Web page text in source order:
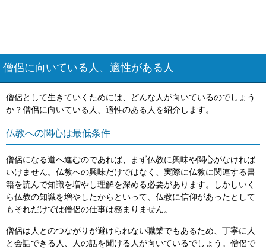
僧侶に向いている人、適性がある人
僧侶として生きていくためには、どんな人が向いているのでしょう
か？僧侶に向いている人、適性のある人を紹介します。
仏教への関心は最低条件
僧侶になる道へ進むのであれば、まず仏教に興味や関心がなければ
いけません。仏教への興味だけではなく、実際に仏教に関連する書
籍を読んで知識を増やし理解を深める必要があります。しかしいく
ら仏教の知識を増やしたからといって、仏教に信仰があったとして
もそれだけでは僧侶の仕事は務まりません。
僧侶は人とのつながりが避けられない職業でもあるため、丁寧に人
と会話できる人、人の話を聞ける人が向いているでしょう。僧侶で